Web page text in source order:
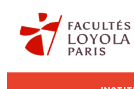
contenu